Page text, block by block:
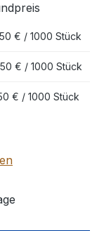
€ / 1000 Stück
€ / 1000 Stück
€ / 1000 Stück